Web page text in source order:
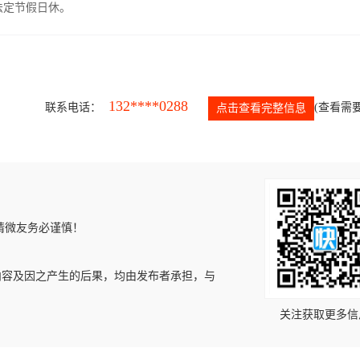
节假日休。
联系电话： 132****0288 点击查看完整信息 (查看需
友务必谨慎！
及因之产生的后果，均由发布者承担，与
关注获取更多